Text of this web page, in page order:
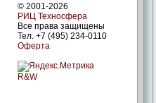
© 2001-2026
РИЦ Техносфера
Все права защищены
Тел. +7 (495) 234-0110
Оферта
R&W